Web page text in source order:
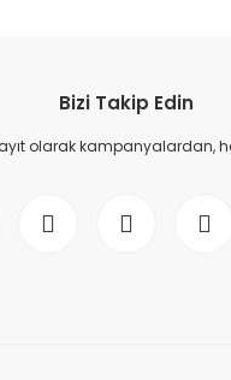
Bizi Takip Edin
olarak kampanyalardan,